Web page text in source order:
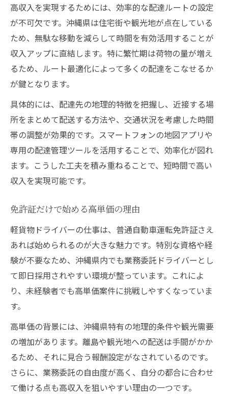
高収入が期待できる軽貨物案件比較
沖縄県で稼げる配送スタイルとは
宅配ドライバーで収入を伸ばすコツ
免許証だけで高収入を目指す方法
業務委託で収入アップを実現する
高収入を実現するためには、効率的な配達ルートの設定
が不可欠です。沖縄県は住宅街や観光地が点在している
ため、無駄な移動を減らして時間を有効活用することが
収入アップに直結します。特に繁忙期は荷物の量が増え
るため、ルート最適化によって多くの配達をこなせるか
が鍵となります。
具体的には、配達先の地理的特徴を把握し、近接する場
所をまとめて配送する方法や、交通状況を考慮した時間
帯の調整が効果的です。スマートフォンの地図アプリや
専用の配達管理ツールを活用することで、効率化が図れ
ます。こうした工夫を積み重ねることで、短時間で高い
収入を実現可能です。
免許証だけで始める高単価の理由
軽貨物ドライバーの仕事は、普通自動車運転免許証さえ
あれば始められるのが大きな魅力です。特別な資格や経
験が不要なため、沖縄県内でも業務委託ドライバーとし
て即日採用されやすい環境が整っています。これによ
り、未経験者でも高単価案件に挑戦しやすくなっていま
す。
高単価の背景には、沖縄県特有の地理的条件や観光需要
の増加があります。離島や観光地への配送は手間がかか
るため、それに見合う報酬設定がなされているのです。
さらに、業務委託の自由度が高く、自分の都合に合わせ
て働ける点も高収入を狙いやすい理由の一つです。